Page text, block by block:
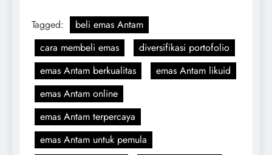
Tagged:
beli emas Antam
cara membeli emas
diversifikasi portofolio
emas Antam berkualitas
emas Antam likuid
emas Antam online
emas Antam terpercaya
emas Antam untuk pemula